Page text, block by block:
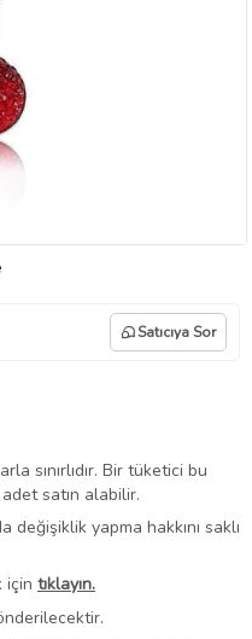
Satıcıya Sor
sınırlıdır. Bir tüketici bu
satın alabilir.
değişiklik yapma hakkını saklı
için tıklayın.